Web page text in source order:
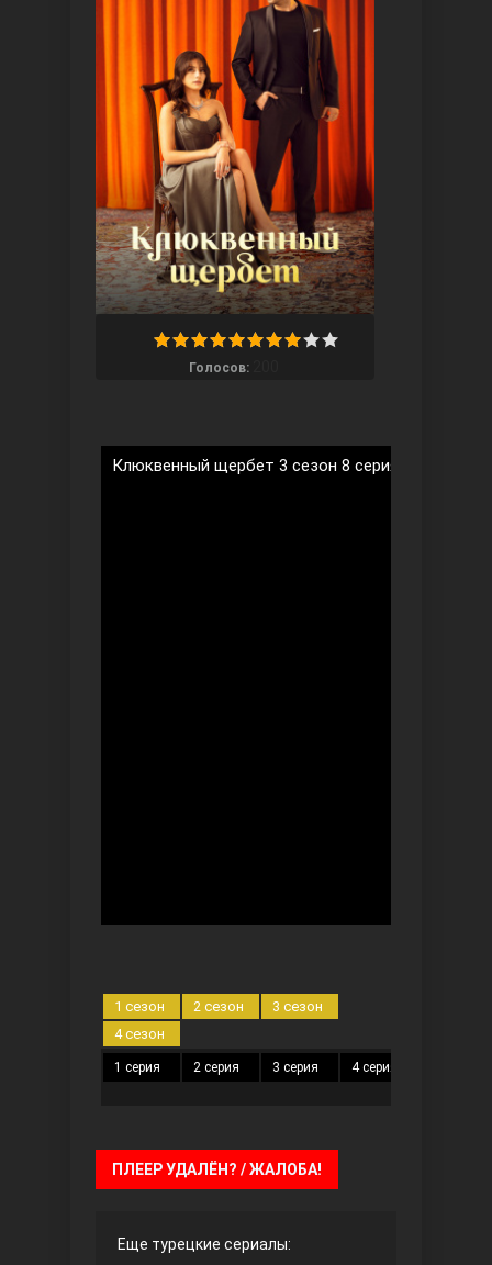
Ветреный холм
Голосов:
Клюквенный щербет 3 сезон 8 серия на
1 сезон 2 сезон
3 сезон
4 сезон
1 серия 2 серия 3 серия 4 серия
ПЛЕЕР УДАЛЁН? / ЖАЛОБА!
Еще турецкие сериалы: